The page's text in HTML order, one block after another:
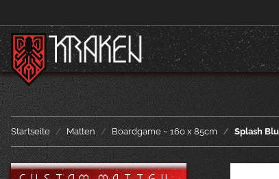
Startseite Matten Boardgame ~ 160 x 85cm Splash